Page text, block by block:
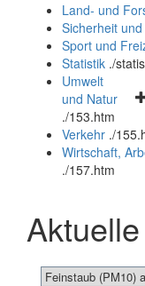
und
schließen
Land- und
Sicherheit
Sport und
Statistik ./
Umwelt
und Natur
./153.htm
Verkehr ./
Wirtschaft,
./157.htm